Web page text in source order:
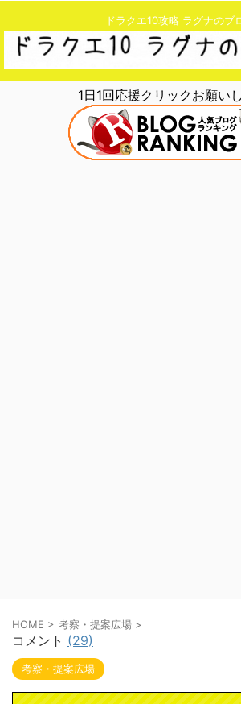
ドラクエ10攻略 ラグナのブ
1日1回応援クリックお願い
HOME > 考察・提案広場 >
コメント (29)
考察・提案広場